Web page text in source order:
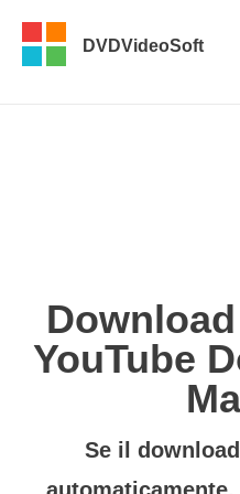
DVDVideoSoft
YouTube
Se il